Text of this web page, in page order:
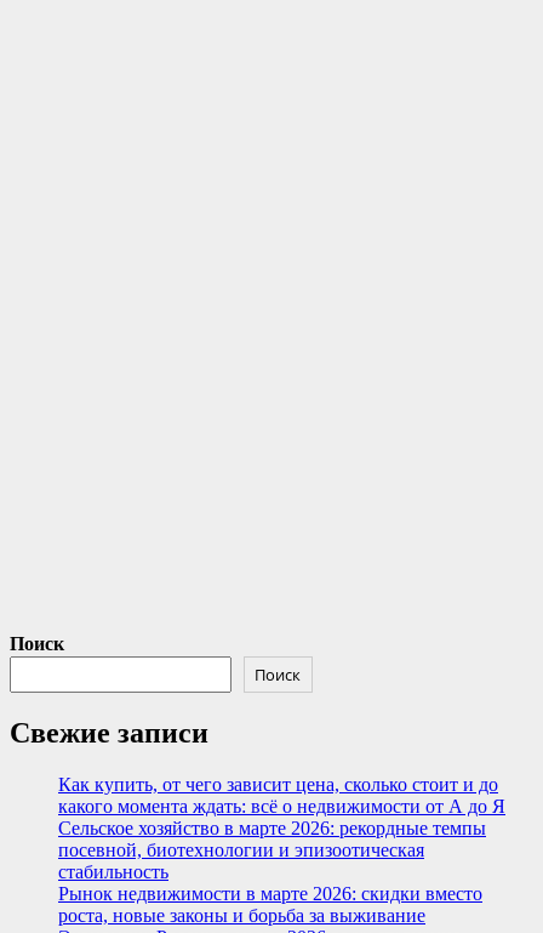
Поиск
Поиск
Свежие записи
Как купить, от чего зависит цена, сколько стоит и до
какого момента ждать: всё о недвижимости от А до Я
Сельское хозяйство в марте 2026: рекордные темпы
посевной, биотехнологии и эпизоотическая
стабильность
Рынок недвижимости в марте 2026: скидки вместо
роста, новые законы и борьба за выживание